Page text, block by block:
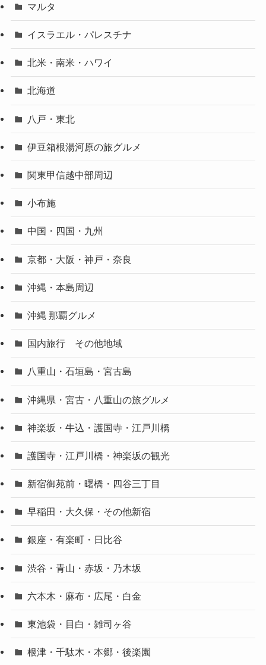
マルタ
イスラエル・パレスチナ
北米・南米・ハワイ
北海道
八戸・東北
伊豆箱根湯河原の旅グルメ
関東甲信越中部周辺
小布施
中国・四国・九州
京都・大阪・神戸・奈良
沖縄・本島周辺
沖縄 那覇グルメ
国内旅行 その他地域
八重山・石垣島・宮古島
沖縄県・宮古・八重山の旅グルメ
神楽坂・牛込・護国寺・江戸川橋
護国寺・江戸川橋・神楽坂の観光
新宿御苑前・曙橋・四谷三丁目
早稲田・大久保・その他新宿
銀座・有楽町・日比谷
渋谷・青山・赤坂・乃木坂
六本木・麻布・広尾・白金
東池袋・目白・雑司ヶ谷
根津・千駄木・本郷・後楽園